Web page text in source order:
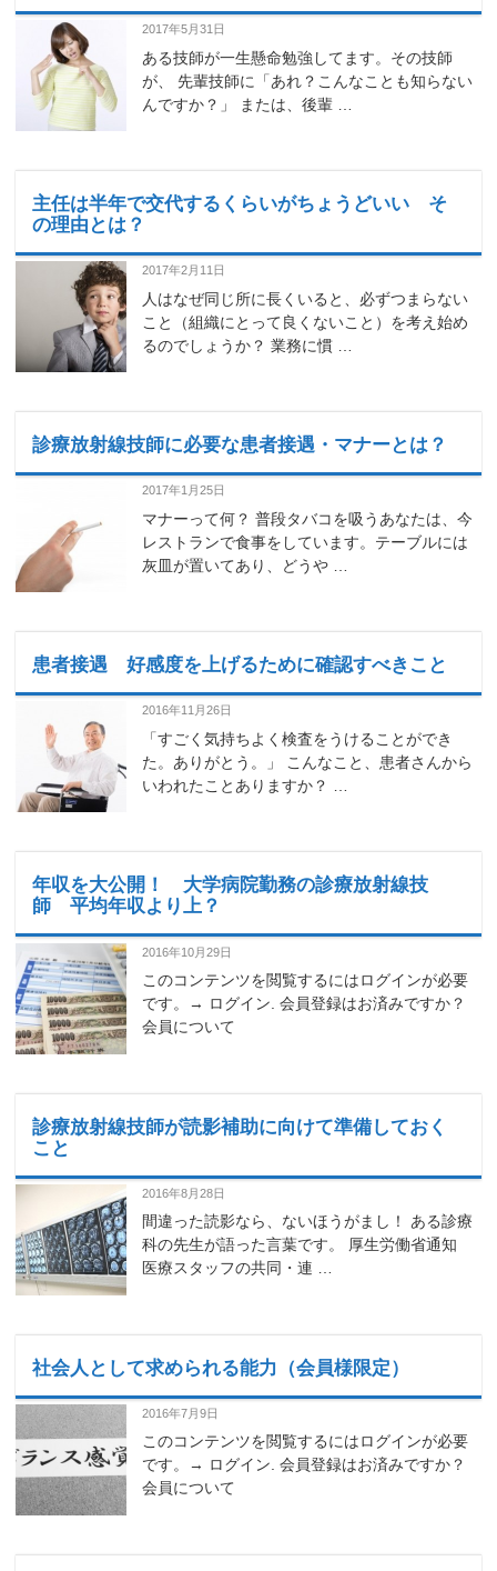
2017年5月31日
ある技師が一生懸命勉強してます。その技師
が、 先輩技師に「あれ？こんなことも知らない
んですか？」 または、後輩 …
主任は半年で交代するくらいがちょうどいい そ
の理由とは？
2017年2月11日
人はなぜ同じ所に長くいると、必ずつまらない
こと（組織にとって良くないこと）を考え始め
るのでしょうか？ 業務に慣 …
診療放射線技師に必要な患者接遇・マナーとは？
2017年1月25日
マナーって何？ 普段タバコを吸うあなたは、今
レストランで食事をしています。テーブルには
灰皿が置いてあり、どうや …
患者接遇 好感度を上げるために確認すべきこと
2016年11月26日
「すごく気持ちよく検査をうけることができ
た。ありがとう。」 こんなこと、患者さんから
いわれたことありますか？ …
年収を大公開！ 大学病院勤務の診療放射線技
師 平均年収より上？
2016年10月29日
このコンテンツを閲覧するにはログインが必要
です。→ ログイン. 会員登録はお済みですか？
会員について
診療放射線技師が読影補助に向けて準備しておく
こと
2016年8月28日
間違った読影なら、ないほうがまし！ ある診療
科の先生が語った言葉です。 厚生労働省通知
医療スタッフの共同・連 …
社会人として求められる能力（会員様限定）
2016年7月9日
このコンテンツを閲覧するにはログインが必要
です。→ ログイン. 会員登録はお済みですか？
会員について